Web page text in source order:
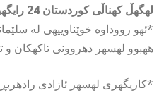
لهگهڵ كهناڵی كوردستان 24 رایگهیاند كه:
*ئهو رووداوه خوێناوییهی له
ههبوو لهسهر دهروونی تاكهكان
*كاریگهری لهسهر ئازادی